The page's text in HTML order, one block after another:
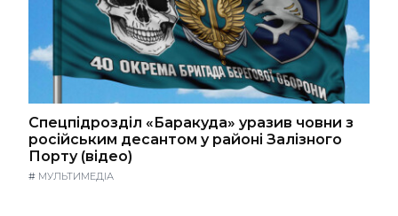
Спецпідрозділ «Баракуда» уразив човни з
російським десантом у районі Залізного
Порту (відео)
# МУЛЬТИМЕДІА